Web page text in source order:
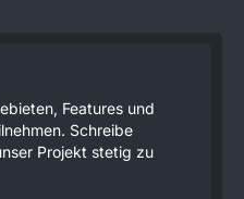
Features und
Schreibe
Projekt stetig zu